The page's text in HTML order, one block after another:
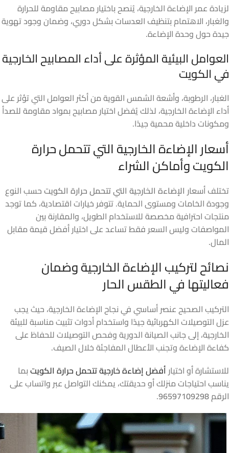
لزيادة عمر الإضاءة الخارجية، يُنصح باختيار مصابيح مقاومة للحرارة
والغبار، الاهتمام بتنظيف العدسات بشكل دوري، وضمان وجود تهوية
جيدة حول وحدة الإضاءة.
العوامل البيئية المؤثرة على أداء المصابيح الخارجية
في الكويت
الغبار، الرطوبة، وأشعة الشمس القوية من أكثر العوامل التي تؤثر على
أداء الإضاءة الخارجية، لذلك يُفضل اختيار مصابيح بمواد مقاومة للصدأ
ومكونات داخلية محمية جيدًا.
أسعار الإضاءة الخارجية التي تتحمل حرارة
الكويت وأماكن الشراء
تختلف أسعارالإضاءة الخارجية التي تتحمل حرارة الكويتحسب النوع
وجودة الخامات ومستوى الحماية. تتوفر خيارات اقتصادية، كما توجد
منتجات احترافية مخصصة للاستخدام الطويل، والمقارنة بين
المواصفات وليس السعر فقط تساعد على اختيار أفضل قيمة مقابل
المال.
نصائح لتركيب الإضاءة الخارجية وضمان
فعاليتها في الطقس الحار
التركيب الصحيح عنصر أساسي في نجاح الإضاءة الخارجية، حيث يجب
عزل التوصيلات الكهربائية جيدًا واستخدام أدوات تثبيت مناسبة للبيئة
الخارجية، إلى جانب الصيانة الدورية وفحص التوصيلات للحفاظ على
كفاءة الإضاءة وتجنب الأعطال المفاجئة خلال الصيف.
للاستشارة أو اختيارأفضل إضاءة خارجية تتحمل حرارة الكويتبما
يناسب احتياجات منزلك أو حديقتك، يمكنك التواصل عبر واتساب على
الرقم96597109298
.